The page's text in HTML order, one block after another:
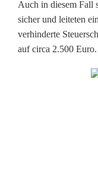
Auch in diesem Fall
sicher und leiteten
verhinderte
auf circa 2.500 Euro.